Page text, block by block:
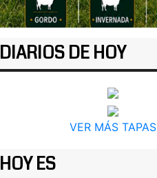
DIARIOS DE HOY
VER MÁS TAPAS
HOY ES